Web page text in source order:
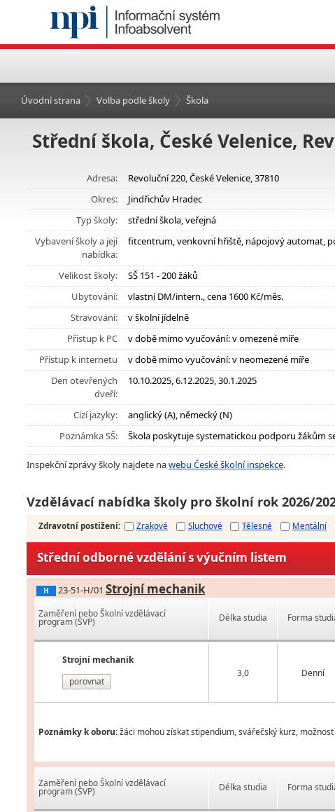
Úvodní strana Volba podle školy Škola
Střední škola, České Velenice,
Adresa:
Revoluční 220, České Velenice, 37810
Okres:
Jindřichův Hradec
Typ školy:
střední škola, veřejná
Vybavení školy a její
nabídka:
fitcentrum, venkovní hřiště, nápojový automat,
Velikost školy:
SŠ 151 - 200 žáků
Ubytování:
vlastní DM/intern., cena 1600 Kč/měs.
Stravování:
v školní jídelně
Přístup k PC
v době mimo vyučování: v omezené míře
Přístup k internetu
v době mimo vyučování: v neomezené míře
Den otevřených
dveří:
10.10.2025, 6.12.2025, 30.1.2025
Cizí jazyky:
anglický (A), německý (N)
Poznámka SŠ:
Škola poskytuje systematickou podporu žákům
Inspekční zprávy školy najdete nawebu České školní inspekce.
Vzdělávací nabídka školy pro školní rok 2026/
Zdravotní postižení: Zrakové Sluchové Tělesné Mentální
Střední odborné vzdělání s výučním listem
H 23-51-H/01 Strojní mechanik
Zaměření nebo Školní vzdělávací
program (ŠVP)
Strojní mechanik
porovnat
Délka studia Forma
3,0 Denní
Poznámky k oboru:žáci mohou získat stipendium, svářečský kurz,
Zaměření nebo Školní vzdělávací
program (ŠVP) Délka studia Forma